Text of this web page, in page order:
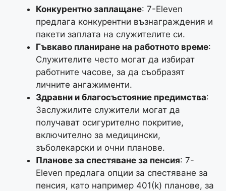
Конкурентно заплащане: 7-Eleven
предлага конкурентни възнаграждения и
пакети заплата на служителите си.
Гъвкаво планиране на работното време:
Служителите често могат да избират
работните часове, за да съобразят
личните ангажименти.
Здравни и благосъстояние предимства:
Заслужилите служители могат да
получават осигурително покритие,
включително за медицински,
зъболекарски и очни планове.
Планове за спестяване за пенсия: 7-
Eleven предлага опции за спестяване за
пенсия, като например 401(k) планове, за